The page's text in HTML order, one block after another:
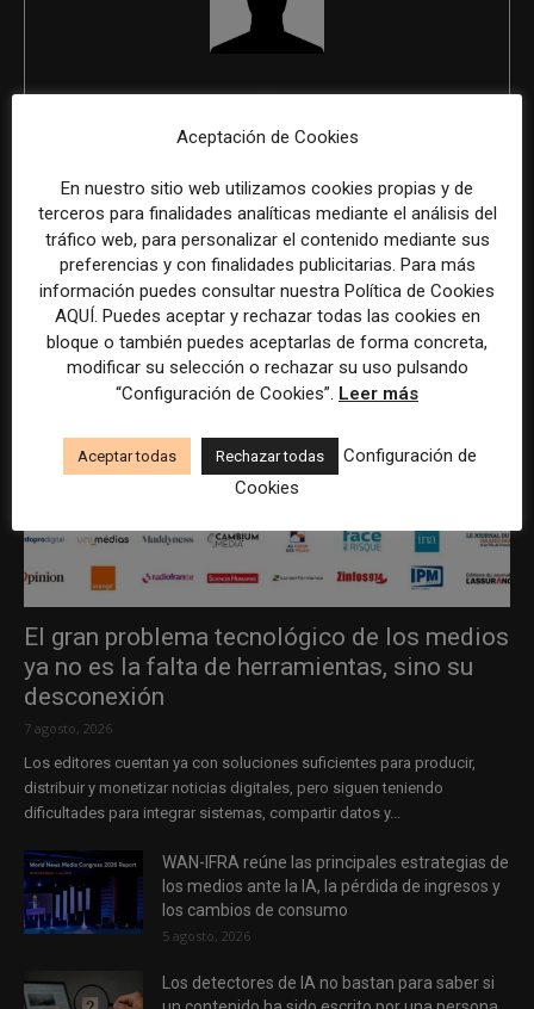
ÚLTIMOS ARTÍCULOS
El gran problema tecnológico de los medios
ya no es la falta de herramientas, sino su
desconexión
7 agosto, 2026
Los editores cuentan ya con soluciones suficientes para producir,
distribuir y monetizar noticias digitales, pero siguen teniendo
dificultades para integrar sistemas, compartir datos y...
WAN-IFRA reúne las principales estrategias de
los medios ante la IA, la pérdida de ingresos y
los cambios de consumo
5 agosto, 2026
Los detectores de IA no bastan para saber si
Aceptación de Cookies
En nuestro sitio web utilizamos cookies propias y de
terceros para finalidades analíticas mediante el análisis del
tráfico web, para personalizar el contenido mediante sus
preferencias y con finalidades publicitarias. Para más
información puedes consultar nuestra Política de Cookies
AQUÍ. Puedes aceptar y rechazar todas las cookies en
bloque o también puedes aceptarlas de forma concreta,
modificar su selección o rechazar su uso pulsando
“Configuración de Cookies”. Leer más
Aceptar todas Rechazar todas
Configuración de
Cookies